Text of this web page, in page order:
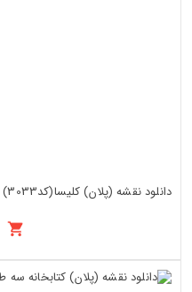
دانلود نقشه (پلان) کلیسا(کد3033)